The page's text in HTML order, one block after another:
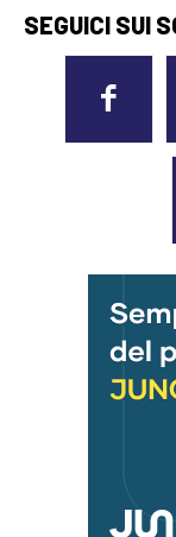
SEGUICI SUI